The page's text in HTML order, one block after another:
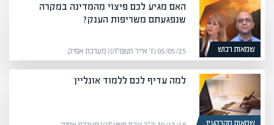
שמאות רכוש
האם מגיע לכם פיצוי מהמדינה במקרה
שנפגעתם משריפות הענק?
05/05/25 (ז׳ אייר תשפ״ה) | מערכת אפיק
למה עדיף לכם ללמוד אונליין